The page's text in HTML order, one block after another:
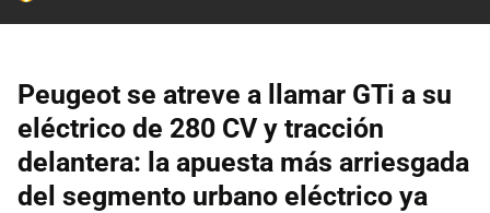
Peugeot se atreve a llamar GTi a su
eléctrico de 280 CV y tracción
delantera: la apuesta más arriesgada
del segmento urbano eléctrico ya